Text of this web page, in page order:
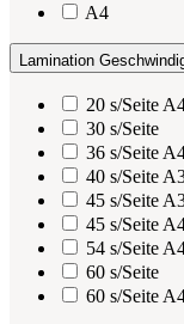
A4
Lamination
20 s/Seite
30 s/Seite
36 s/Seite
40 s/Seite
45 s/Seite
45 s/Seite
54 s/Seite
60 s/Seite
60 s/Seite